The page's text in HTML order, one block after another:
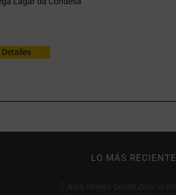
Detalles
LO MÁS RECIENTE